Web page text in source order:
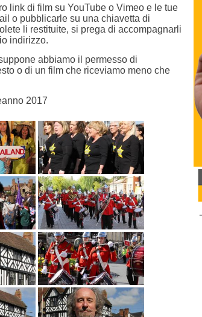
link di film su YouTube o Vimeo e le tue
o pubblicarle su una chiavetta di
li restituite, si prega di accompagnarli
indirizzo.
abbiamo il permesso di
o di un film che riceviamo meno che
2017